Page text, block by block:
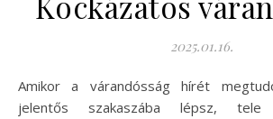
2025.01.16.
Amikor a várandósság hírét megtudod, az élet egy
jelentős szakaszába lépsz, tele